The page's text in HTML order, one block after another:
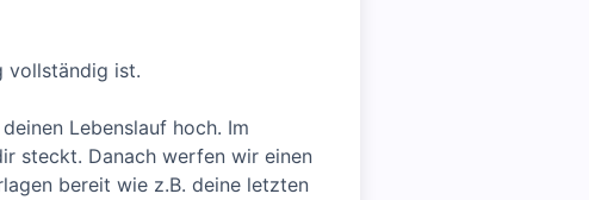
vollständig ist.
Lebenslauf hoch. Im
steckt. Danach werfen wir einen
bereit wie z.B. deine letzten